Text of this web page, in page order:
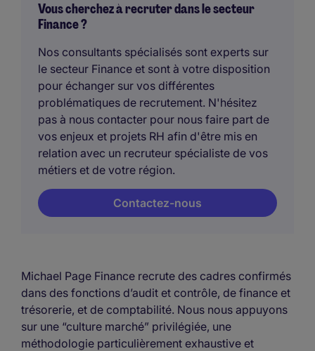
Vous cherchez à recruter dans le secteur
Finance ?
Nos consultants spécialisés sont experts sur
le secteur Finance et sont à votre disposition
pour échanger sur vos différentes
problématiques de recrutement. N'hésitez
pas à nous contacter pour nous faire part de
vos enjeux et projets RH afin d'être mis en
relation avec un recruteur spécialiste de vos
métiers et de votre région.
Contactez-nous
Michael Page Finance recrute des cadres confirmés
dans des fonctions d’audit et contrôle, de finance et
trésorerie, et de comptabilité. Nous nous appuyons
sur une “culture marché” privilégiée, une
méthodologie particulièrement exhaustive et